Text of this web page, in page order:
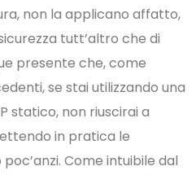
non la applicano affatto,
tutt’altro che di
presente che, come
se stai utilizzando una
statico, non riuscirai a
in pratica le
Come intuibile dal